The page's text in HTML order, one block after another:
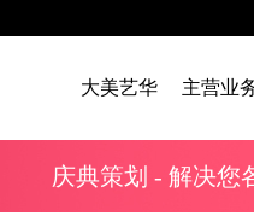
大美艺华 主营业
庆典策划 - 解决您